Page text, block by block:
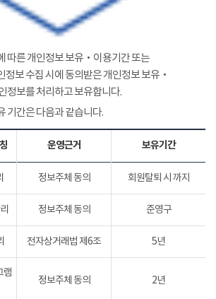
따른 개인정보 보유‧이용기간 또는
정보 수집 시에 동의받은 개인정보 보유‧
정보를 처리하고 보유합니다.
기간은 다음과 같습니다.
운영근거 보유기간
정보주체 동의 회원탈퇴 시 까지
정보주체 동의 준영구
전자상거래법 제6조 5년
램
정보주체 동의 2년